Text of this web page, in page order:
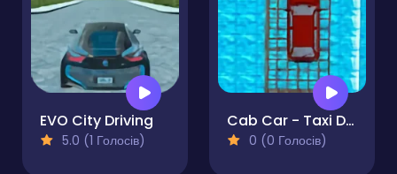
EVO City Driving
5.0 (1 Голосів)
Cab Car - Taxi Driving & Passenger Pickup
0 (0 Голосів)